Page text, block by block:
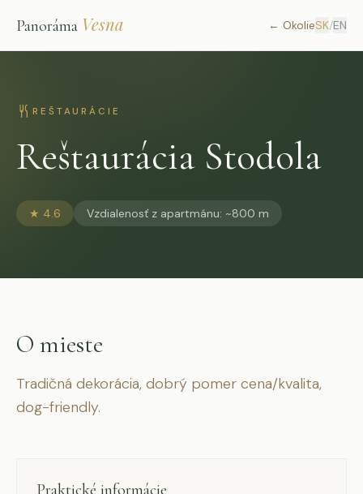
Panoráma Vesna ← OkolieSK/EN
REŠTAURÁCIE
Reštaurácia Stodola
★ 4.6 Vzdialenosť z apartmánu: ~800 m
O mieste
Tradičná dekorácia, dobrý pomer cena/kvalita,
dog-friendly.
Praktické informácie